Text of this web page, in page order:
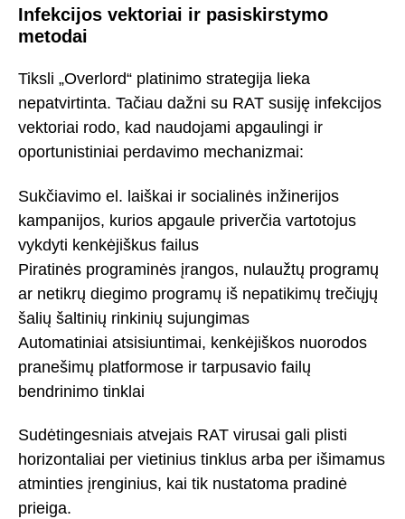
Infekcijos vektoriai ir pasiskirstymo
metodai
Tiksli „Overlord“ platinimo strategija lieka
nepatvirtinta. Tačiau dažni su RAT susiję infekcijos
vektoriai rodo, kad naudojami apgaulingi ir
oportunistiniai perdavimo mechanizmai:
Sukčiavimo el. laiškai ir socialinės inžinerijos
kampanijos, kurios apgaule priverčia vartotojus
vykdyti kenkėjiškus failus
Piratinės programinės įrangos, nulaužtų programų
ar netikrų diegimo programų iš nepatikimų trečiųjų
šalių šaltinių rinkinių sujungimas
Automatiniai atsisiuntimai, kenkėjiškos nuorodos
pranešimų platformose ir tarpusavio failų
bendrinimo tinklai
Sudėtingesniais atvejais RAT virusai gali plisti
horizontaliai per vietinius tinklus arba per išimamus
atminties įrenginius, kai tik nustatoma pradinė
prieiga.